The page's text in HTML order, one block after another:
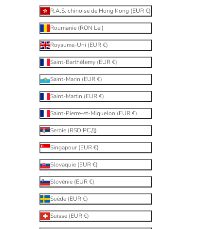
R.A.S. chinoise de Hong Kong (EUR €)
Roumanie (RON Lei)
Royaume-Uni (EUR €)
Saint-Barthélemy (EUR €)
Saint-Marin (EUR €)
Saint-Martin (EUR €)
Saint-Pierre-et-Miquelon (EUR €)
Serbie (RSD РСД)
Singapour (EUR €)
Slovaquie (EUR €)
Slovénie (EUR €)
Suède (EUR €)
Suisse (EUR €)